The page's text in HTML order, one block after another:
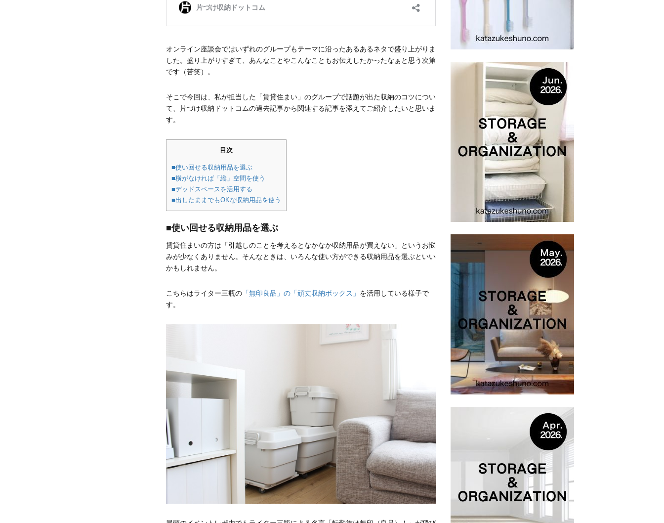
オンライン座談会ではいずれのグループもテーマに沿ったあるあるネタで盛り上がりま
した。盛り上がりすぎて、あんなことやこんなこともお伝えしたかったなぁと思う次第
です（苦笑）。
そこで今回は、私が担当した「賃貸住まい」のグループで話題が出た収納のコツについ
て、片づけ収納ドットコムの過去記事から関連する記事を添えてご紹介したいと思いま
す。
目次
■使い回せる収納用品を選ぶ
■横がなければ「縦」空間を使う
■デッドスペースを活用する
■出したままでもOKな収納用品を使う
■使い回せる収納用品を選ぶ
賃貸住まいの方は「引越しのことを考えるとなかなか収納用品が買えない」というお悩
みが少なくありません。そんなときは、いろんな使い方ができる収納用品を選ぶといい
かもしれません。
こちらはライター三瓶の 「無印良品」の「頑丈収納ボックス」 を活用している様子で
す。